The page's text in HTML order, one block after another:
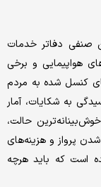
صنفی دفاتر خدمات
هواپیمایی و برخی
کنسل شده به مردم
به شکایات، آمار
حالت،
شدن پرواز و هزینه‌های
است که باید هرچه